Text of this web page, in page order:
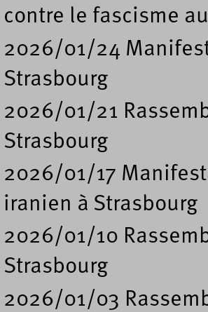
contre le fascisme
2026/01/24
Strasbourg
2026/01/21
Strasbourg
2026/01/17
iranien à Strasbourg
2026/01/10
Strasbourg
2026/01/03